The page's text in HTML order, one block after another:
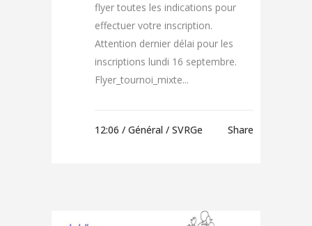
flyer toutes les indications pour
effectuer votre inscription.
Attention dernier délai pour les
inscriptions lundi 16 septembre.
Flyer_tournoi_mixte...
12:06 / Général / SVRGe Share